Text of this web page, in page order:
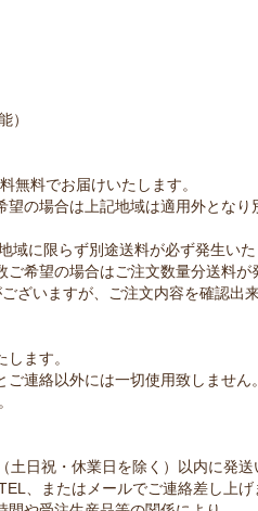
）
無料でお届けいたします。
の場合は上記地域は適用外となり
に限らず別途送料が必ず発生いた
希望の場合はご注文数量分送料が
ざいますが、ご注文内容を確認出
ます。
連絡以外には一切使用致しません。
日祝・休業日を除く）以内に発送
、またはメールでご連絡差し上げ